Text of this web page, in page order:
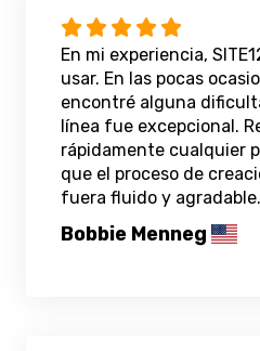
En mi experiencia,
usar. En las pocas
encontré alguna
línea fue excepcional.
rápidamente cualquier
que el proceso de
fuera fluido y agradable.
Bobbie Menneg